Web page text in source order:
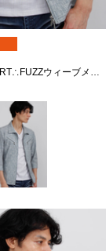
TORNADO MART∴FUZZウィーブメッシュHT7分袖シャツブルゾン